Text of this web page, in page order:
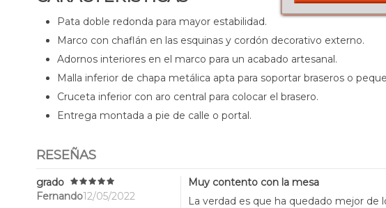
Pata doble redonda para mayor estabilidad.
Marco con chaflán en las esquinas y cordón decorativo externo.
Adornos interiores en el marco para un acabado artesanal.
Malla inferior de chapa metálica apta para soportar braseros o
Cruceta inferior con aro central para colocar el brasero.
Entrega montada a pie de calle o portal.
RESEÑAS
grado
Fernando12/05/2022
Muy contento con la mesa
La verdad es que ha quedado mejor de